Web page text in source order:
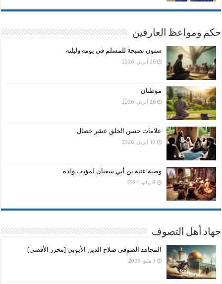
حكم ومواعظ العارفين
ستون نصيحة للمسلم في يومه وليلته
26 أبريل، 2026
موطنان
26 أبريل، 2026
علامات حسن الخلق عشر خصال
19 أبريل، 2026
وصية عتبة بن أبي سفيان لمؤدب ولده
8 يوليو، 2024
جهاد أهل التصوف
المجاهد الصوفى صلاح الدين الأيوبي [محرر الأقصى]
3 مايو، 2026